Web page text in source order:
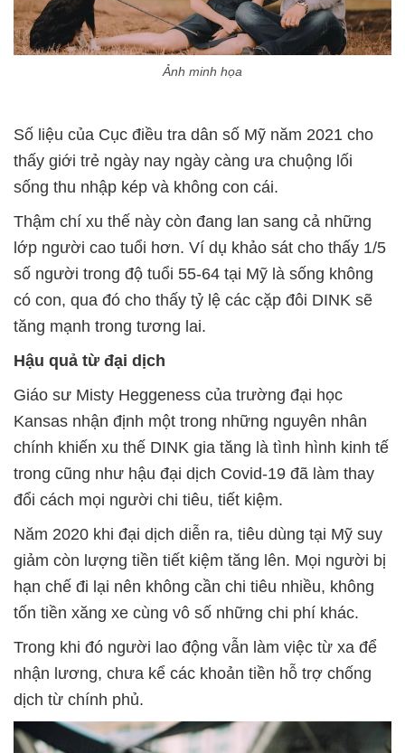
Ảnh minh họa
Số liệu của Cục điều tra dân số Mỹ năm 2021 cho
thấy giới trẻ ngày nay ngày càng ưa chuộng lối
sống thu nhập kép và không con cái.
Thậm chí xu thế này còn đang lan sang cả những
lớp người cao tuổi hơn. Ví dụ khảo sát cho thấy 1/5
số người trong độ tuổi 55-64 tại Mỹ là sống không
có con, qua đó cho thấy tỷ lệ các cặp đôi DINK sẽ
tăng mạnh trong tương lai.
Hậu quả từ đại dịch
Giáo sư Misty Heggeness của trường đại học
Kansas nhận định một trong những nguyên nhân
chính khiến xu thế DINK gia tăng là tình hình kinh tế
trong cũng như hậu đại dịch Covid-19 đã làm thay
đổi cách mọi người chi tiêu, tiết kiệm.
Năm 2020 khi đại dịch diễn ra, tiêu dùng tại Mỹ suy
giảm còn lượng tiền tiết kiệm tăng lên. Mọi người bị
hạn chế đi lại nên không cần chi tiêu nhiều, không
tốn tiền xăng xe cùng vô số những chi phí khác.
Trong khi đó người lao động vẫn làm việc từ xa để
nhận lương, chưa kể các khoản tiền hỗ trợ chống
dịch từ chính phủ.